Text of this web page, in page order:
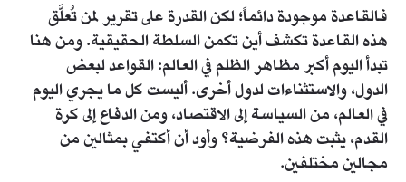
فالقاعدة موجودة دائماً؛ لكن القدرة على تقرير لمن تُعلَّق
هذه القاعدة تكشف أين تكمن السلطة الحقيقية. ومن هنا
تبدأ اليوم أكبر مظاهر الظلم في العالم: القواعد لبعض
الدول، والاستثناءات لدول أخرى. أليست كل ما يجري اليوم
في العالم، من السياسة إلى الاقتصاد، ومن الدفاع إلى كرة
القدم، يثبت هذه الفرضية؟ وأود أن أكتفي بمثالين من
مجالين مختلفين.